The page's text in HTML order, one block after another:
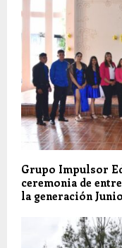
Grupo Impulsor
ceremonia de
la generación